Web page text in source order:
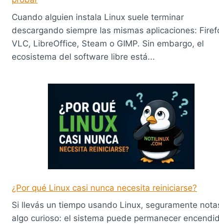
Cuando alguien instala Linux suele terminar
descargando siempre las mismas aplicaciones:
VLC, LibreOffice, Steam o GIMP. Sin embargo, el
ecosistema del software libre está...
¿Por qué Linux casi nunca necesita reiniciarse?
Si llevás un tiempo usando Linux, seguramente
algo curioso: el sistema puede permanecer